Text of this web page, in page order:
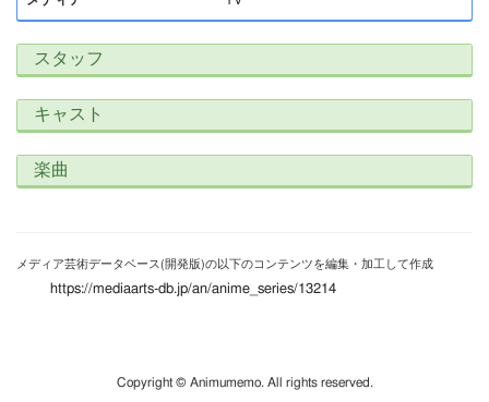
スタッフ
キャスト
楽曲
メディア芸術データベース(開発版)の以下のコンテンツを編集・加工して作成
https://mediaarts-db.jp/an/anime_series/13214
Copyright © Animumemo. All rights reserved.